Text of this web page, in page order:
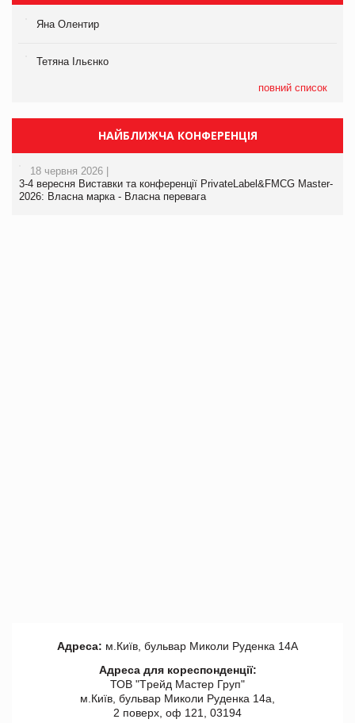
Яна Олентир
Тетяна Ільєнко
повний список
НАЙБЛИЖЧА КОНФЕРЕНЦІЯ
18 червня 2026 |
3-4 вересня Виставки та конференції PrivateLabel&FMCG Master-
2026: Власна марка - Власна перевага
Адреса: м.Київ, бульвар Миколи Руденка 14А
Адреса для кореспонденції:
ТОВ "Tрейд Мастер Груп"
м.Київ, бульвар Миколи Руденка 14а,
2 поверх, оф 121, 03194